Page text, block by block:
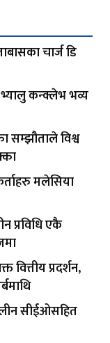
चार्ज डि
कन्क्लेभ भव्य
सम्झौताले विश्व
मलेसिया
प्रविधि एकै
प्रदर्शन,
सीईओसहित